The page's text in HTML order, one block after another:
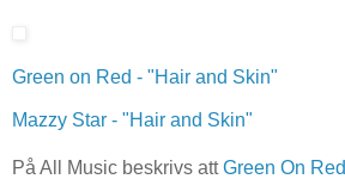
Green on Red - "Hair and Skin"
Mazzy Star - "Hair and Skin"
På All Music beskrivs attGreen On Red